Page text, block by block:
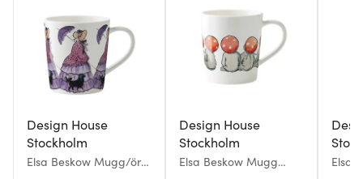
Design House
Stockholm
Elsa Beskow Mugg/öra
Design House
Stockholm
Elsa Beskow Mugg
Elsa